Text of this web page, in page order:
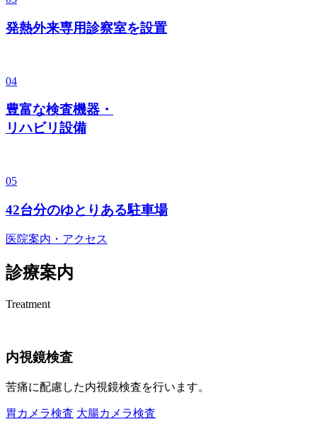
発熱外来専用診察室を設置
04
豊富な検査機器・
リハビリ設備
05
42台分のゆとりある駐車場
医院案内・アクセス
診療案内
Treatment
内視鏡検査
苦痛に配慮した内視鏡検査を行います。
胃カメラ検査 大腸カメラ検査